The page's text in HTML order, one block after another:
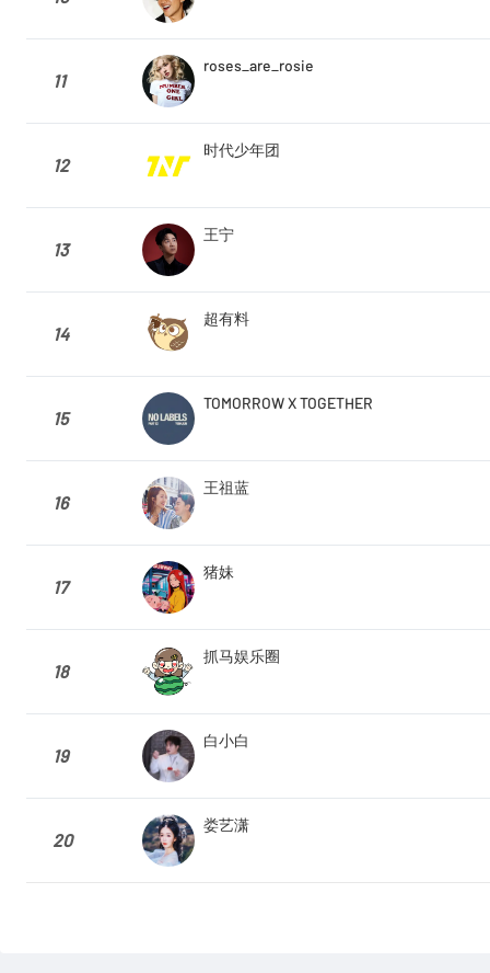
11
roses_are_rosie
12
时代少年团
13
王宁
14
超有料
15
TOMORROW X TOGETHER
16
王祖蓝
17
猪妹
18
抓马娱乐圈
19
白小白
20
娄艺潇